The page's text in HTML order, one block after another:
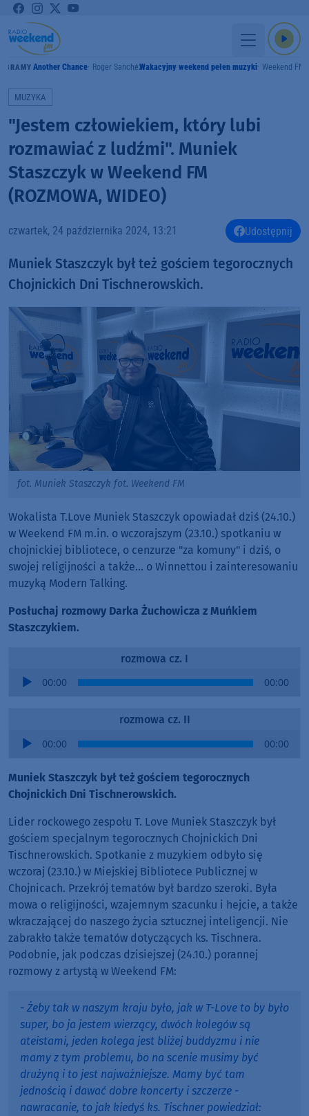
GRAMY Another Chance Roger SanchezWakacyjny weekend pełen muzyki Weekend FM
MUZYKA
"Jestem człowiekiem, który lubi
rozmawiać z ludźmi". Muniek
Staszczyk w Weekend FM
(ROZMOWA, WIDEO)
czwartek, 24 października 2024, 13:21 Udostępnij
Muniek Staszczyk był też gościem tegorocznych
Chojnickich Dni Tischnerowskich.
fot. Muniek Staszczyk fot. Weekend FM
Wokalista T.Love Muniek Staszczyk opowiadał dziś (24.10.)
w Weekend FM m.in. o wczorajszym (23.10.) spotkaniu w
chojnickiej bibliotece, o cenzurze "za komuny" i dziś, o
swojej religijności a także... o Winnettou i zainteresowaniu
muzyką Modern Talking.
Posłuchaj rozmowy Darka Żuchowicza z Muńkiem
Staszczykiem.
rozmowa cz. I
Audio
00:00 00:00
rozmowa cz. II
Audio
00:00 00:00
Muniek Staszczyk był też gościem tegorocznych
Chojnickich Dni Tischnerowskich.
Lider rockowego zespołu T. Love Muniek Staszczyk był
gościem specjalnym tegorocznych Chojnickich Dni
Tischnerowskich. Spotkanie z muzykiem odbyło się
wczoraj (23.10.) w Miejskiej Bibliotece Publicznej w
Chojnicach. Przekrój tematów był bardzo szeroki. Była
mowa o religijności, wzajemnym szacunku i hejcie, a także
wkraczającej do naszego życia sztucznej inteligencji. Nie
zabrakło także tematów dotyczących ks. Tischnera.
Podobnie, jak podczas dzisiejszej (24.10.) porannej
rozmowy z artystą w Weekend FM:
- Żeby tak w naszym kraju było, jak w T-Love to by było
super, bo ja jestem wierzący, dwóch kolegów są
ateistami, jeden kolega jest bliżej buddyzmu i nie
mamy z tym problemu, bo na scenie musimy być
drużyną i to jest najważniejsze. Mamy być tam
jednością i dawać dobre koncerty i szczerze -
nawracanie, to jak kiedyś ks. Tischner powiedział: